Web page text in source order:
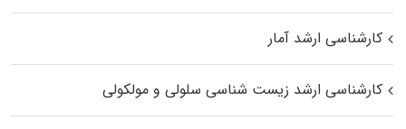
کارشناسی ارشد آمار
کارشناسی ارشد زیست شناسی سلولی و مولکولی